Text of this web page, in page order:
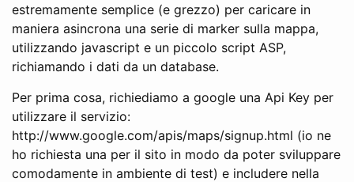
estremamente semplice (e grezzo) per caricare in
maniera asincrona una serie di marker sulla mappa,
utilizzando javascript e un piccolo script ASP,
richiamando i dati da un database.
Per prima cosa, richiediamo a google una Api Key per
utilizzare il servizio:
http://www.google.com/apis/maps/signup.html (io ne
ho richiesta una per il sito in modo da poter sviluppare
comodamente in ambiente di test) e includere nella